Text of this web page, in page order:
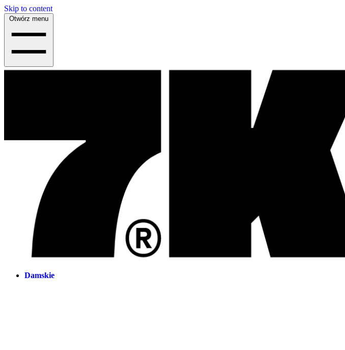
Skip to content
Otwórz menu
Damskie